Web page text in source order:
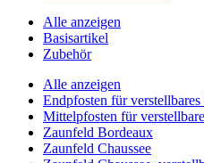
Alle anzeigen
Basisartikel
Zubehör
Alle anzeigen
Endpfosten für
Mittelpfosten für
Zaunfeld Bordeaux
Zaunfeld Chaussee